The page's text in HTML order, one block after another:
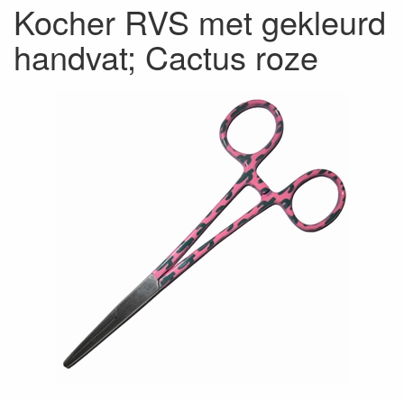
Kocher RVS met gekleurd
handvat; Cactus roze